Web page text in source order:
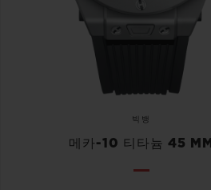
빅뱅
메카-10 티타늄 45 MM